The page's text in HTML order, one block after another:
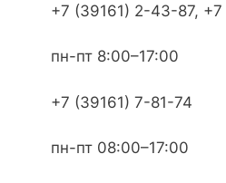
+7 (39161) 2-43-87,
пн-пт 8:00–17:00
+7 (39161) 7-81-74
пн-пт 08:00–17:00